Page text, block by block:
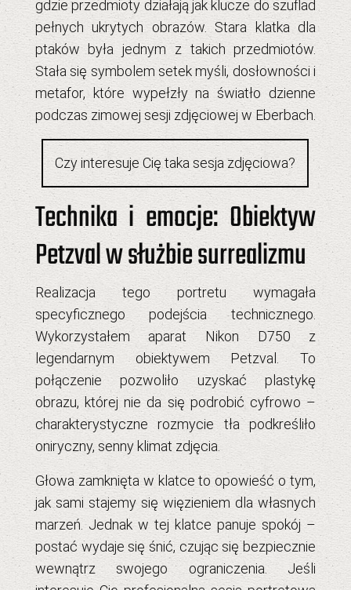
gdzie przedmioty działają jak klucze do szuflad
pełnych ukrytych obrazów. Stara klatka dla
ptaków była jednym z takich przedmiotów.
Stała się symbolem setek myśli, dosłowności i
metafor, które wypełzły na światło dzienne
podczas zimowej sesji zdjęciowej w Eberbach
Czy interesuje Cię taka sesja zdjęciowa?
Technika i emocje: Obiektyw
Petzval w służbie surrealizmu
Realizacja tego portretu wymagała
specyficznego podejścia technicznego.
Wykorzystałem aparat Nikon D750 z
legendarnym obiektywem Petzval
. To
połączenie pozwoliło uzyskać plastykę
obrazu, której nie da się podrobić cyfrowo –
charakterystyczne rozmycie tła podkreśliło
oniryczny, senny klimat zdjęcia.
Głowa zamknięta w klatce to opowieść o tym,
jak sami stajemy się więzieniem dla własnych
marzeń. Jednak w tej klatce panuje spokój –
postać wydaje się śnić, czując się bezpiecznie
wewnątrz swojego ograniczenia. Jeśli